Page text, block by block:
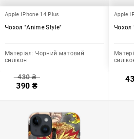
Apple iPhone 14 Plus
Чохол "Anime Style"
Матеріал: Чорний матовий
силікон
430₴
390 ₴
Apple
Чохол